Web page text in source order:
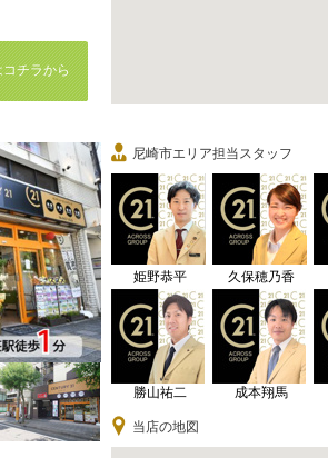
チラから
尼崎市エリア担当スタッフ
姫野恭平 久保穂乃香
勝山祐二 成本翔馬
当店の地図